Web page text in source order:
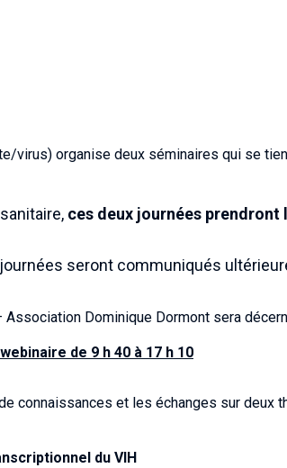
virus) organise deux séminaires qui se
ces deux journées
seront communiqués
Association Dominique Dormont sera
de 9 h 40 à 17 h 10
connaissances et les échanges sur deux
du VIH